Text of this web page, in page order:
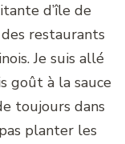
d’île de
des restaurants
Je suis allé
goût à la sauce
toujours dans
planter les